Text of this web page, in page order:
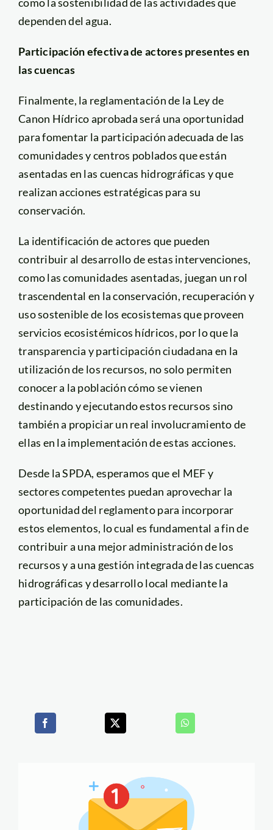
dependen del agua.
Participación efectiva de actores presentes en
las cuencas
Finalmente, la reglamentación de la Ley de
Canon Hídrico aprobada será una oportunidad
para fomentar la participación adecuada de las
comunidades y centros poblados que están
asentadas en las cuencas hidrográficas y que
realizan acciones estratégicas para su
conservación.
La identificación de actores que pueden
contribuir al desarrollo de estas intervenciones,
como las comunidades asentadas, juegan un rol
trascendental en la conservación, recuperación y
uso sostenible de los ecosistemas que proveen
servicios ecosistémicos hídricos, por lo que la
transparencia y participación ciudadana en la
utilización de los recursos, no solo permiten
conocer a la población cómo se vienen
destinando y ejecutando estos recursos sino
también a propiciar un real involucramiento de
ellas en la implementación de estas acciones.
Desde la SPDA, esperamos que el MEF y
sectores competentes puedan aprovechar la
oportunidad del reglamento para incorporar
estos elementos, lo cual es fundamental a fin de
contribuir a una mejor administración de los
recursos y a una gestión integrada de las cuencas
hidrográficas y desarrollo local mediante la
participación de las comunidades.